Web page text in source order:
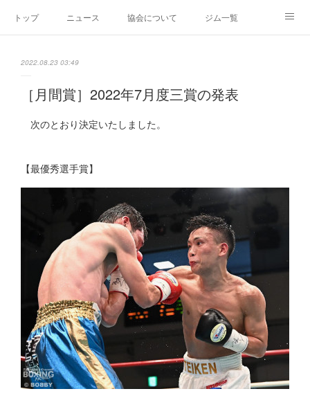
トップ ニュース 協会について ジム一覧
2022.08.23 03:49
［月間賞］2022年7月度三賞の発表
次のとおり決定いたしました。
【最優秀選手賞】